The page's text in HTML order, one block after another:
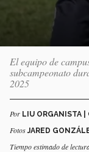
El equipo de
subcampeonato
2025
Por LIU ORGANISTA |
FotosJARED
Tiempo estimado de